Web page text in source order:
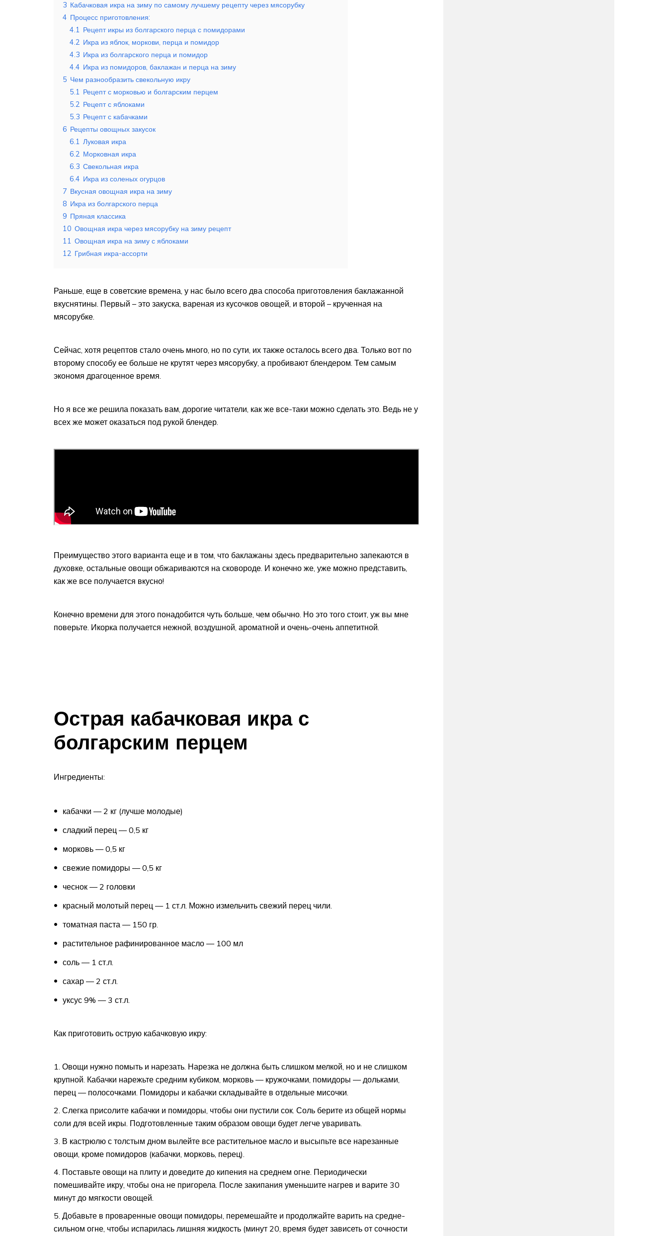
3 Кабачковая икра на зиму по самому лучшему рецепту через мясорубку
4 Процесс приготовления:
4.1 Рецепт икры из болгарского перца с помидорами
4.2 Икра из яблок, моркови, перца и помидор
4.3 Икра из болгарского перца и помидор
4.4 Икра из помидоров, баклажан и перца на зиму
5 Чем разнообразить свекольную икру
5.1 Рецепт с морковью и болгарским перцем
5.2 Рецепт с яблоками
5.3 Рецепт с кабачками
6 Рецепты овощных закусок
6.1 Луковая икра
6.2 Морковная икра
6.3 Свекольная икра
6.4 Икра из соленых огурцов
7 Вкусная овощная икра на зиму
8 Икра из болгарского перца
9 Пряная классика
10 Овощная икра через мясорубку на зиму рецепт
11 Овощная икра на зиму с яблоками
12 Грибная икра-ассорти
Раньше, еще в советские времена, у нас было всего два способа приготовления баклажанной
вкуснятины. Первый – это закуска, вареная из кусочков овощей, и второй – крученная на
мясорубке.
Сейчас, хотя рецептов стало очень много, но по сути, их также осталось всего два. Только вот по
второму способу ее больше не крутят через мясорубку, а пробивают блендером. Тем самым
экономя драгоценное время.
Но я все же решила показать вам, дорогие читатели, как же все-таки можно сделать это. Ведь не у
всех же может оказаться под рукой блендер.
Преимущество этого варианта еще и в том, что баклажаны здесь предварительно запекаются в
духовке, остальные овощи обжариваются на сковороде. И конечно же, уже можно представить,
как же все получается вкусно!
Конечно времени для этого понадобится чуть больше, чем обычно. Но это того стоит, уж вы мне
поверьте. Икорка получается нежной, воздушной, ароматной и очень-очень аппетитной.
Острая кабачковая икра с
болгарским перцем
Ингредиенты:
кабачки — 2 кг (лучше молодые)
сладкий перец — 0,5 кг
морковь — 0,5 кг
свежие помидоры — 0,5 кг
чеснок — 2 головки
красный молотый перец — 1 ст.л. Можно измельчить свежий перец чили.
томатная паста — 150 гр.
растительное рафинированное масло — 100 мл
соль — 1 ст.л.
сахар — 2 ст.л.
уксус 9% — 3 ст.л.
Как приготовить острую кабачковую икру:
Овощи нужно помыть и нарезать. Нарезка не должна быть слишком мелкой, но и не слишком
крупной. Кабачки нарежьте средним кубиком, морковь — кружочками, помидоры — дольками,
перец — полосочками. Помидоры и кабачки складывайте в отдельные мисочки.
Слегка присолите кабачки и помидоры, чтобы они пустили сок. Соль берите из общей нормы
соли для всей икры. Подготовленные таким образом овощи будет легче уваривать.
В кастрюлю с толстым дном вылейте все растительное масло и высыпьте все нарезанные
овощи, кроме помидоров (кабачки, морковь, перец).
Поставьте овощи на плиту и доведите до кипения на среднем огне. Периодически
помешивайте икру, чтобы она не пригорела. После закипания уменьшите нагрев и варите 30
минут до мягкости овощей.
Добавьте в проваренные овощи помидоры, перемешайте и продолжайте варить на средне-
сильном огне, чтобы испарилась лишняя жидкость (минут 20, время будет зависеть от сочности